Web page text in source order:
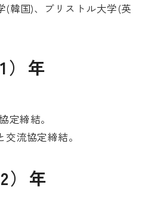
(韓国)、ブリストル大学(英
）年
定締結。
流協定締結。
）年